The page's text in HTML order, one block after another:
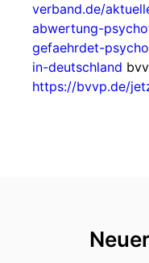
verband.de/
abwertung-
gefaehrdet-
in-deutschland
https://bvvp.de/